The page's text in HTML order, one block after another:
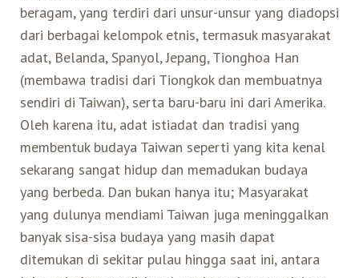
Wisata Yang Dapat Diakses
Belanja
Pasar Malam
beragam, yang terdiri dari unsur-unsur yang diadopsi
dari berbagai kelompok etnis, termasuk masyarakat
adat, Belanda, Spanyol, Jepang, Tionghoa Han
(membawa tradisi dari Tiongkok dan membuatnya
sendiri di Taiwan), serta baru-baru ini dari Amerika.
Oleh karena itu, adat istiadat dan tradisi yang
membentuk budaya Taiwan seperti yang kita kenal
sekarang sangat hidup dan memadukan budaya
yang berbeda. Dan bukan hanya itu; Masyarakat
yang dulunya mendiami Taiwan juga meninggalkan
banyak sisa-sisa budaya yang masih dapat
ditemukan di sekitar pulau hingga saat ini, antara